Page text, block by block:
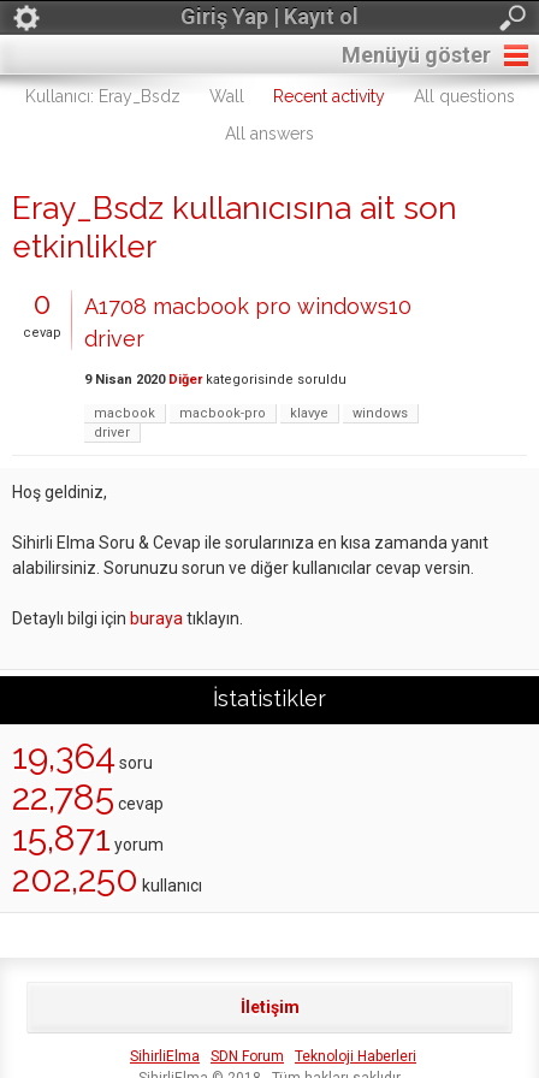
Giriş Yap | Kayıt ol
Menüyü göster
Kullanıcı: Eray_Bsdz Wall Recent activity
All questions
All answers
Eray_Bsdz kullanıcısına ait son
etkinlikler
0
cevap
A1708 macbook pro windows10
driver
9 Nisan 2020 Diğerkategorisinde soruldu
macbook macbook-pro klavye
windows
driver
Hoş geldiniz,
Sihirli Elma Soru & Cevap ile sorularınıza en kısa zamanda yanıt
alabilirsiniz. Sorunuzu sorun ve diğer kullanıcılar cevap versin.
Detaylı bilgi için buraya tıklayın.
İstatistikler
19,364 soru
22,785 cevap
15,871 yorum
202,250 kullanıcı
İletişim
SihirliElma SDN Forum
Teknoloji Haberleri